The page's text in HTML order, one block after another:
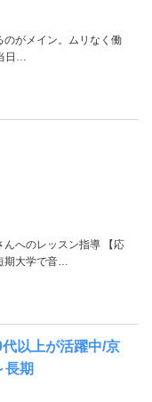
のがメイン。ムリなく働
日…
んへのレッスン指導 【応
期大学で音…
以上が活躍中/京
長期